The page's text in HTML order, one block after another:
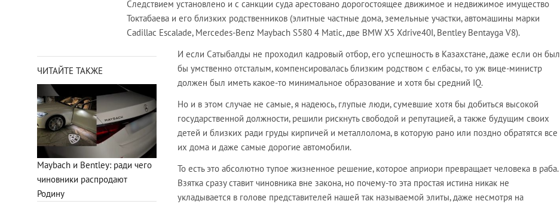
Следствием установлено и с санкции суда арестовано дорогостоящее движимое и недвижимое имущество
Токтабаева и его близких родственников (элитные частные дома, земельные участки, автомашины марки
Cadillac Escalade, Mercedes-Benz Maybach S580 4 Matic, две BMW X5 Xdrive40I, Bentley Bentayga V8).
ЧИТАЙТЕ ТАКЖЕ
Maybach и Bentley: ради чего
чиновники распродают
Родину
И если Сатыбалды не проходил кадровый отбор, его успешность в Казахстане, даже если он был
бы умственно отсталым, компенсировалась близким родством с елбасы, то уж вице-министр
должен был иметь какое-то минимальное образование и хотя бы средний IQ.
Но и в этом случае не самые, я надеюсь, глупые люди, сумевшие хотя бы добиться высокой
государственной должности, решили рискнуть свободой и репутацией, а также будущим своих
детей и близких ради груды кирпичей и металлолома, в которую рано или поздно обратятся все
их дома и даже самые дорогие автомобили.
То есть это абсолютно тупое жизненное решение, которое априори превращает человека в раба.
Взятка сразу ставит чиновника вне закона, но почему-то эта простая истина никак не
укладывается в голове представителей нашей так называемой элиты, даже несмотря на